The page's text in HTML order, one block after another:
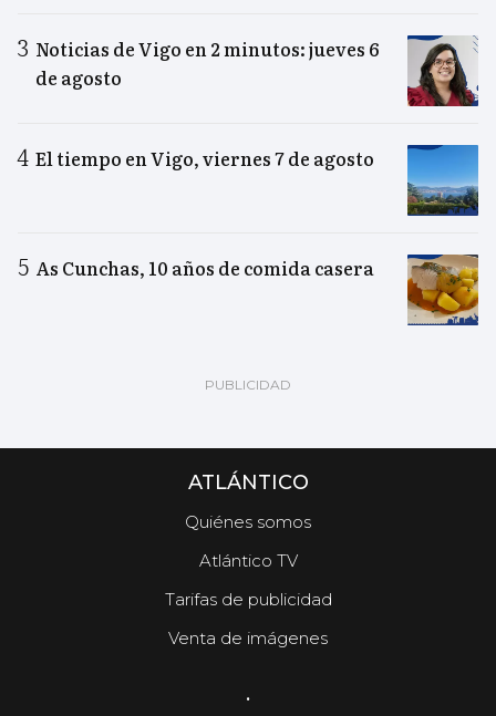
Noticias de Vigo en 2 minutos: jueves 6
de agosto
El tiempo en Vigo, viernes 7 de agosto
As Cunchas, 10 años de comida casera
ATLÁNTICO
Quiénes somos
Atlántico TV
Tarifas de publicidad
Venta de imágenes
.